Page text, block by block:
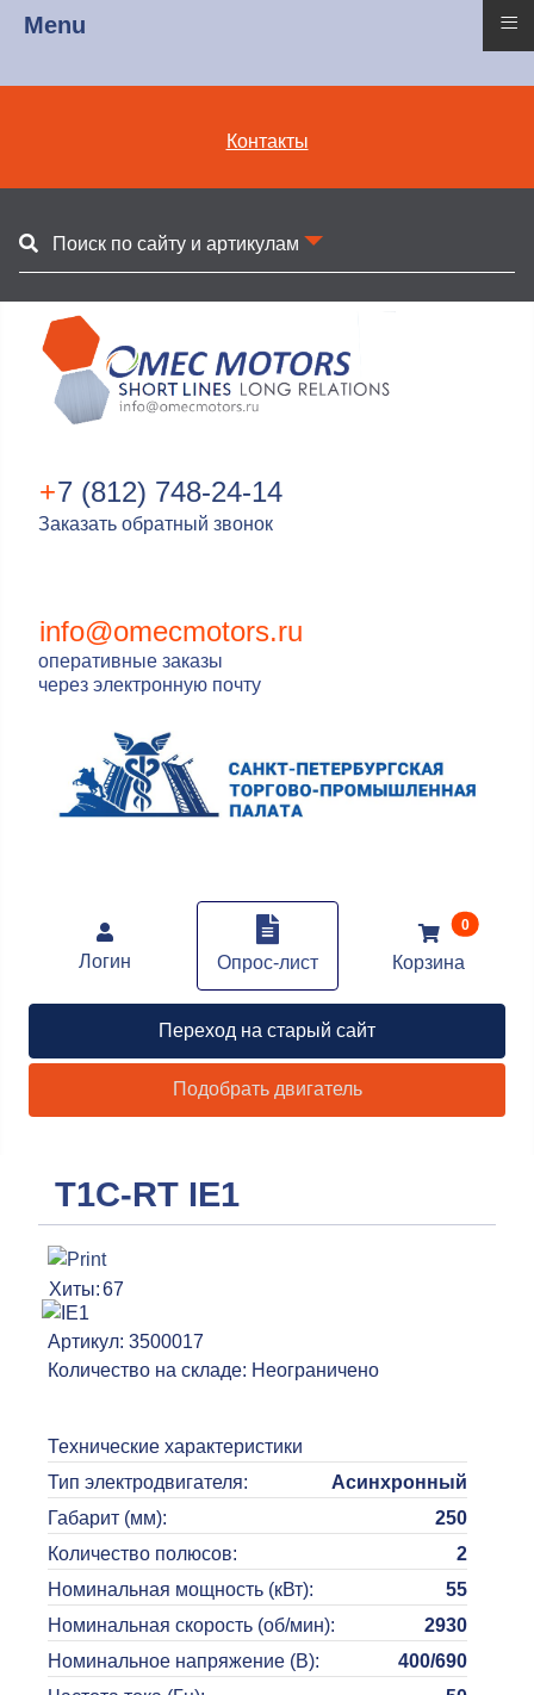
Контакты
Поиск по сайту и артикулам
+7 (812) 748-24-14
Заказать обратный звонок
info@omecmotors.ru
оперативные заказы
через электронную почту
Логин Опрос-лист Корзина
0В
Переход на старый сайт
Подобрать двигатель
T1C-RT IE1
Хиты:67
Артикул: 3500017
Количество на складе: Неограничено
Технические характеристики
Тип электродвигателя:
Асинхронный
Габарит (мм):
250
Количество полюсов:
2
Номинальная мощность (кВт):
55
Номинальная скорость (об/мин):
2930
Номинальное напряжение (В):
400/690
Menu ≡